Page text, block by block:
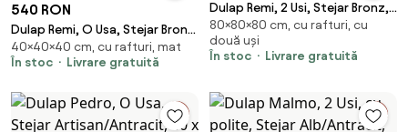
540 RON
Dulap Remi, O Usa, Stejar Bronz,
40 x 51 x 170 cm
40×40×40 cm, cu rafturi, mat
În stoc
Livrare gratuită
Dulap Remi, 2 Usi, Stejar Bronz,
80 x 51 x 170 cm
80×80×80 cm, cu rafturi, cu
două uși
În stoc
Livrare gratuită